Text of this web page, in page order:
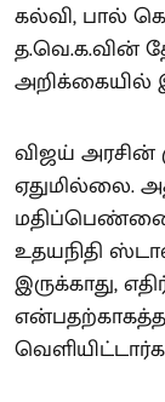
கல்வி, பால்
த.வெ.க.வின்
விஜய் அரசின்
ஏதுமில்லை.
மதிப்பெண்ணை
உதயநிதி
இருக்காது,